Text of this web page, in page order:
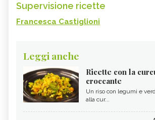
Supervisione ricette
Francesca Castiglioni
Leggi anche
Ricette con la
croccante
Un riso con legumi e
alla cur...